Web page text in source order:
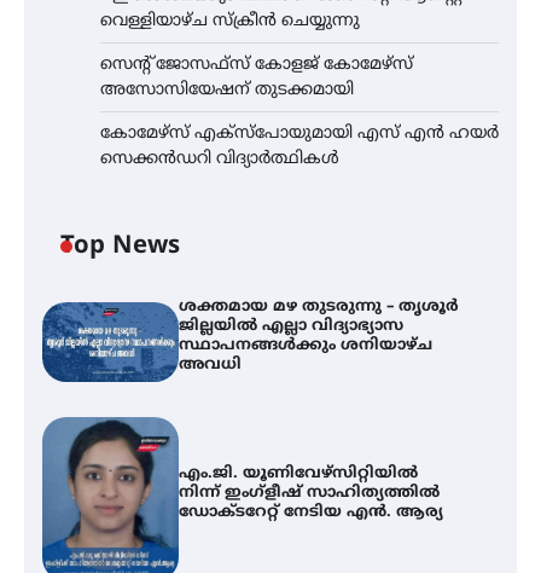
വെള്ളിയാഴ്ച സ്‌ക്രീൻ ചെയ്യുന്നു
സെന്റ് ജോസഫ്സ് കോളജ് കോമേഴ്‌സ്
അസോസിയേഷന് തുടക്കമായി
കോമേഴ്സ് എക്സ്പോയുമായി എസ് എൻ ഹയർ
സെക്കൻഡറി വിദ്യാർത്ഥികൾ
Top News
ശക്തമായ മഴ തുടരുന്നു – തൃശൂർ
ജില്ലയിൽ എല്ലാ വിദ്യാഭ്യാസ
സ്ഥാപനങ്ങൾക്കും ശനിയാഴ്ച
അവധി
എം.ജി. യൂണിവേഴ്‌സിറ്റിയിൽ
നിന്ന് ഇംഗ്ളീഷ് സാഹിത്യത്തിൽ
ഡോക്ടറേറ്റ് നേടിയ എൻ. ആര്യ